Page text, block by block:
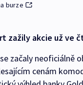
burze
zažily akcie už ve
začaly neoficiálně
cenám